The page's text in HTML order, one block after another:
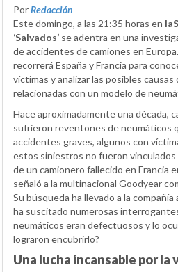
PorRedacción
Este domingo, a las 21:35 horas en
‘Salvados’ se adentra en una
de accidentes de camiones en
recorrerá España y Francia para
víctimas y analizar las posibles
relacionadas con un modelo de
Hace aproximadamente una década,
sufrieron reventones de neumáticos
accidentes graves, algunos con
estos siniestros no fueron vinculados
de un camionero fallecido en Francia
señaló a la multinacional Goodyear
Su búsqueda ha llevado a la
ha suscitado numerosas
neumáticos eran defectuosos y lo
lograron encubrirlo?
Una lucha incansable por la